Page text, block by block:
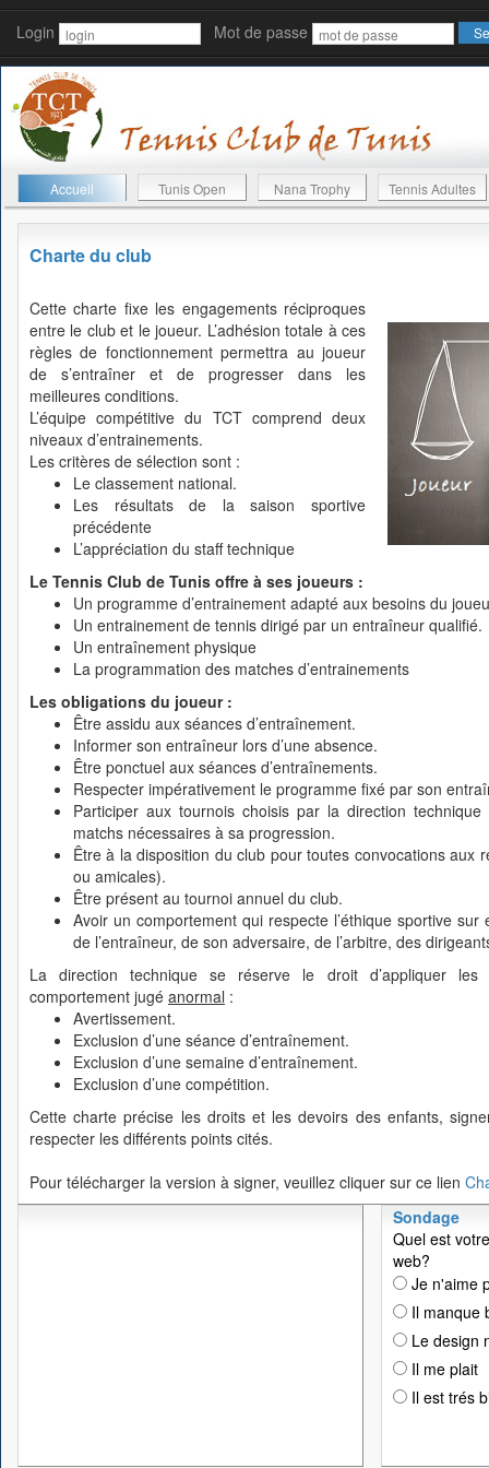
Login Mot de passe
Accueil Tunis Open Nana Trophy Tennis Adultes
Charte du club
Cette charte fixe les engagements réciproques
entre le club et le joueur. L’adhésion totale à ces
règles de fonctionnement permettra au joueur
de s’entraîner et de progresser dans les
meilleures conditions.
L’équipe compétitive du TCT comprend deux
niveaux d’entrainements.
Les critères de sélection sont :
Le classement national.
Les résultats de la saison sportive
précédente
L’appréciation du staff technique
Le Tennis Club de Tunis offre à ses joueurs :
Un programme d’entrainement adapté aux besoins du
Un entrainement de tennis dirigé par un entraîneur qualifié.
Un entraînement physique
La programmation des matches d’entrainements
Les obligations du joueur :
Être assidu aux séances d’entraînement.
Informer son entraîneur lors d’une absence.
Être ponctuel aux séances d’entraînements.
Respecter impérativement le programme fixé par son
Participer aux tournois choisis par la direction
matchs nécessaires à sa progression.
Être à la disposition du club pour toutes convocations aux
ou amicales).
Être présent au tournoi annuel du club.
Avoir un comportement qui respecte l’éthique sportive
de l’entraîneur, de son adversaire, de l’arbitre, des
La direction technique se réserve le droit d’appliquer les
comportement jugé anormal :
Avertissement.
Exclusion d’une séance d’entraînement.
Exclusion d’une semaine d’entraînement.
Exclusion d’une compétition.
Cette charte précise les droits et les devoirs des enfants,
respecter les différents points cités.
Pour télécharger la version à signer, veuillez cliquer sur ce lien
Sondage
Quel est
web?
Je n'aime
Il manque
Le design
Il me plait
Il est trés